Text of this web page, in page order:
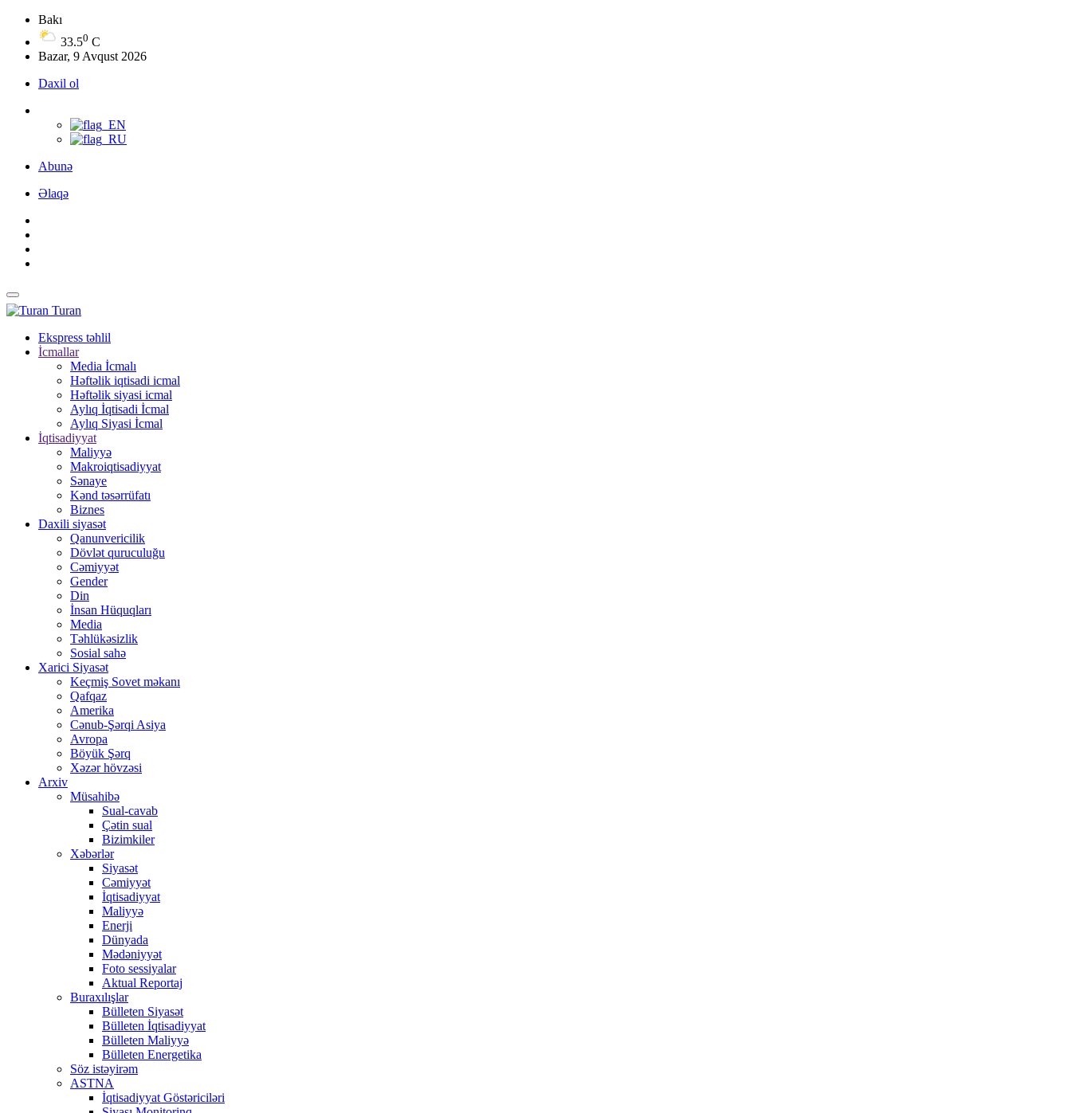
Bakı
33.50 C
Bazar, 9 Avqust 2026
Daxil ol
Abunə
Əlaqə
Turan
Ekspress təhlil
İcmallar
Media İcmalı
Həftəlik iqtisadi icmal
Həftəlik siyasi icmal
Aylıq İqtisadi İcmal
Aylıq Siyasi İcmal
İqtisadiyyat
Maliyyə
Makroiqtisadiyyat
Sənaye
Kənd təsərrüfatı
Biznes
Daxili siyasət
Qanunvericilik
Dövlət quruculuğu
Cəmiyyət
Gender
Din
İnsan Hüquqları
Media
Təhlükəsizlik
Sosial sahə
Xarici Siyasət
Keçmiş Sovet məkanı
Qafqaz
Amerika
Cənub-Şərqi Asiya
Avropa
Böyük Şərq
Xəzər hövzəsi
Arxiv
Müsahibə
Sual-cavab
Çətin sual
Bizimkiler
Xəbərlər
Siyasət
Cəmiyyət
İqtisadiyyat
Maliyyə
Enerji
Dünyada
Mədəniyyət
Foto sessiyalar
Aktual Reportaj
Buraxılışlar
Bülleten Siyasət
Bülleten İqtisadiyyat
Bülleten Maliyyə
Bülleten Energetika
Söz istəyirəm
ASTNA
İqtisadiyyat Göstəriciləri